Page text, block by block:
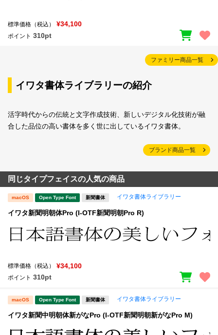
標準価格（税込） ¥34,100
ポイント 310pt
ファミリー商品一覧
イワタ書体ライブラリーの紹介
活字時代からの伝統と文字作成技術、新しいデジタル化技術が融
合した品位の高い書体を多く世に出しているイワタ書体。
ブランド商品一覧
同じタイプフェイスの人気の商品
macOS Open Type Font 新聞書体 イワタ書体ライブラリー
イワタ新聞明朝体Pro (I-OTF新聞明朝Pro R)
標準価格（税込） ¥34,100
ポイント 310pt
macOS Open Type Font 新聞書体 イワタ書体ライブラリー
イワタ新聞中明朝体新がなPro (I-OTF新聞明朝新がなPro M)